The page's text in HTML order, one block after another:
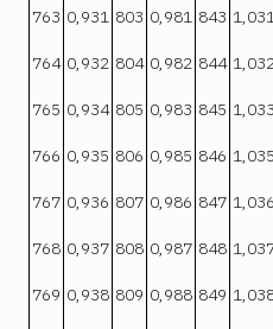
763
764
765
766
767
768
769
0,931
0,932
0,934
0,935
0,936
0,937
0,938
803
804
805
806
807
808
809
0,981
0,982
0,983
0,985
0,986
0,987
0,988
843
844
845
846
847
848
849
1,033
1,035
1,036